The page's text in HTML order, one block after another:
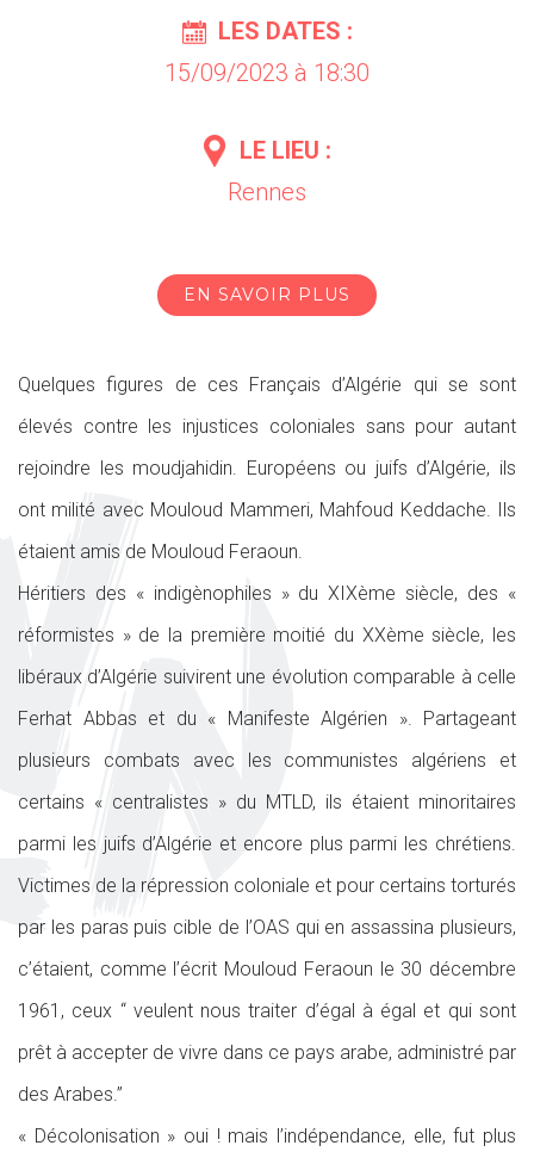
LES DATES :
15/09/2023 à 18:30
LE LIEU :
Rennes
EN SAVOIR PLUS
Quelques figures de ces Français d’Algérie qui se sont
élevés contre les injustices coloniales sans pour autant
rejoindre les moudjahidin. Européens ou juifs d’Algérie, ils
ont milité avec Mouloud Mammeri, Mahfoud Keddache. Ils
étaient amis de Mouloud Feraoun.
Héritiers des « indigènophiles » du XIXème siècle, des «
réformistes » de la première moitié du XXème siècle, les
libéraux d’Algérie suivirent une évolution comparable à celle
Ferhat Abbas et du « Manifeste Algérien ». Partageant
plusieurs combats avec les communistes algériens et
certains « centralistes » du MTLD, ils étaient minoritaires
parmi les juifs d’Algérie et encore plus parmi les chrétiens.
Victimes de la répression coloniale et pour certains torturés
par les paras puis cible de l’OAS qui en assassina plusieurs,
c’étaient, comme l’écrit Mouloud Feraoun le 30 décembre
1961, ceux “ veulent nous traiter d’égal à égal et qui sont
prêt à accepter de vivre dans ce pays arabe, administré par
des Arabes.”
« Décolonisation » oui ! mais l’indépendance, elle, fut plus